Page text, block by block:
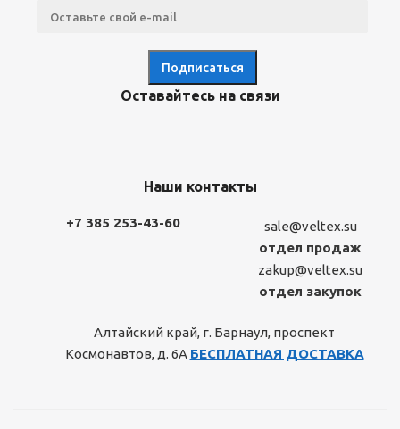
Оставайтесь на связи
Наши контакты
+7 385 253-43-60
sale@veltex.su
отдел продаж
zakup@veltex.su
отдел закупок
Алтайский край, г. Барнаул, проспект
Космонавтов, д. 6А БЕСПЛАТНАЯ ДОСТАВКА